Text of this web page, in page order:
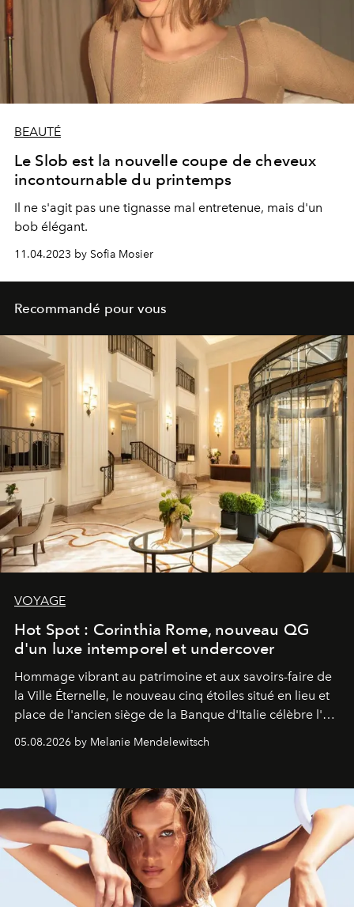
BEAUTÉ
Le Slob est la nouvelle coupe de cheveux
incontournable du printemps
Il ne s'agit pas une tignasse mal entretenue, mais d'un
bob élégant.
11.04.2023 by Sofia Mosier
Recommandé pour vous
VOYAGE
Hot Spot : Corinthia Rome, nouveau QG
d'un luxe intemporel et undercover
Hommage vibrant au patrimoine et aux savoirs-faire de
la Ville Éternelle, le nouveau cinq étoiles situé en lieu et
place de l'ancien siège de la Banque d'Italie célèbre l'art
05.08.2026 by Melanie Mendelewitsch